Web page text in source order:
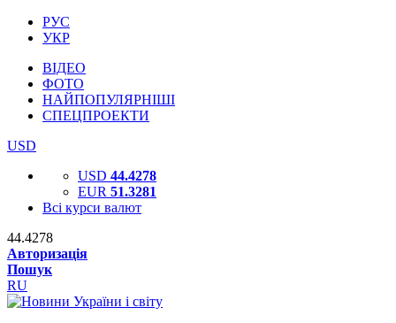
РУС
УКР
ВІДЕО
ФОТО
НАЙПОПУЛЯРНІШІ
СПЕЦПРОЕКТИ
USD
USD 44.4278
EUR 51.3281
Всі курси валют
44.4278
Авторизація
Пошук
RU